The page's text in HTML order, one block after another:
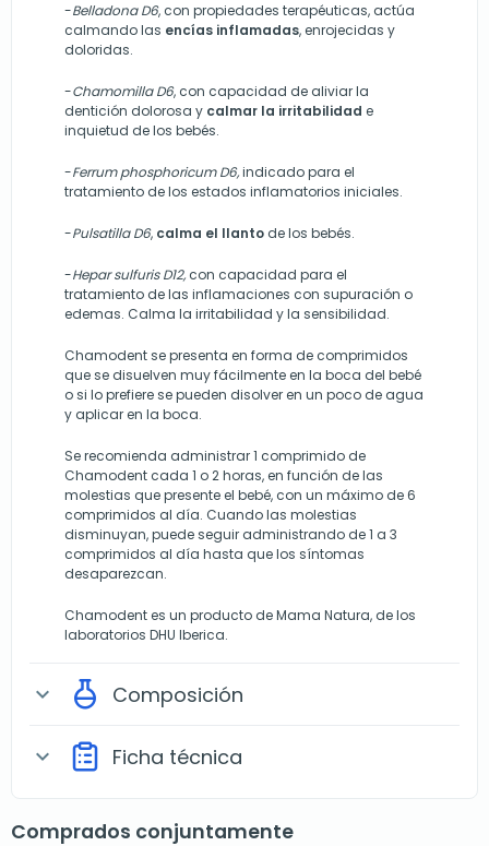
-Belladona D6, con propiedades terapéuticas, actúa
calmando las encías inflamadas, enrojecidas y
doloridas.
-Chamomilla D6, con capacidad de aliviar la
dentición dolorosa y calmar la irritabilidad e
inquietud de los bebés.
-Ferrum phosphoricum D6,indicado para el
tratamiento de los estados inflamatorios iniciales.
-Pulsatilla D6, calma el llanto de los bebés.
-Hepar sulfuris D12,con capacidad para el
tratamiento de las inflamaciones con supuración o
edemas. Calma la irritabilidad y la sensibilidad.
Chamodent se presenta en forma de comprimidos
que se disuelven muy fácilmente en la boca del bebé
o si lo prefiere se pueden disolver en un poco de agua
y aplicar en la boca.
Se recomienda administrar 1 comprimido de
Chamodent cada 1 o 2 horas, en función de las
molestias que presente el bebé, con un máximo de 6
comprimidos al día. Cuando las molestias
disminuyan, puede seguir administrando de 1 a 3
comprimidos al día hasta que los síntomas
desaparezcan.
Chamodent es un producto de Mama Natura, de los
laboratorios DHU Iberica.
expand_more Composición
expand_more Ficha técnica
Comprados conjuntamente